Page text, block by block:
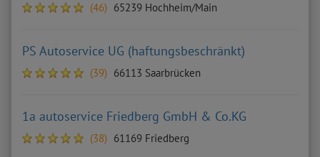
(46) 65239 Hochheim/Main
PS Autoservice UG (haftungsbeschränkt)
(39) 66113 Saarbrücken
1a autoservice Friedberg GmbH & Co.KG
(38) 61169 Friedberg